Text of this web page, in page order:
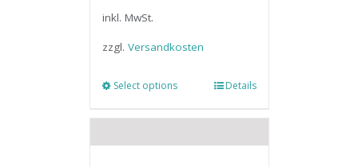
inkl. MwSt.
zzgl. Versandkosten
Select options Details